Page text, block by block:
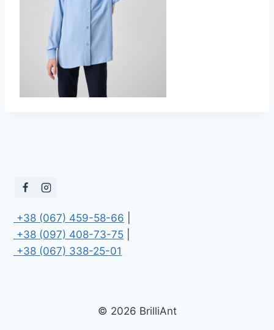
+38 (067) 459-58-66
+38 (097) 408-73-75
+38 (067) 338-25-01
© 2026 BrilliAnt